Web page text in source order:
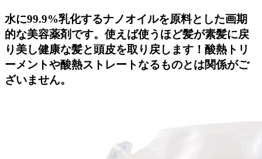
水に99.9%乳化するナノオイルを原料とした画期
的な美容薬剤です。使えば使うほど髪が素髪に戻
り美し健康な髪と頭皮を取り戻します！酸熱トリ
ーメントや酸熱ストレートなるものとは関係がご
ざいません。